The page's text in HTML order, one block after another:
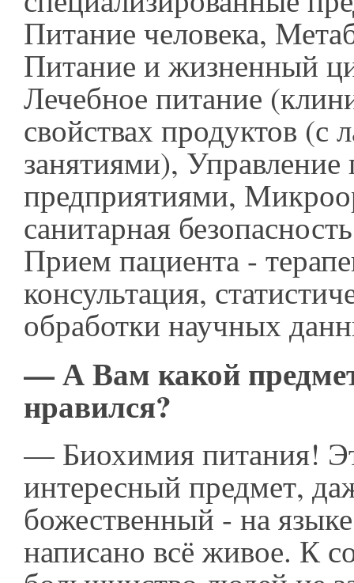
Питание человека,
Питание и жизненный
Лечебное питание
свойствах продуктов (с
занятиями),
предприятиями,
санитарная
Прием пациента -
консультация,
обработки научных
— А Вам какой
нравился?
— Биохимия питания!
интересный предмет,
божественный - на
написано всё живое. К